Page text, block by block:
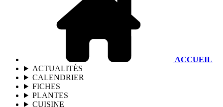
ACCUEIL
ACTUALITÉS
CALENDRIER
FICHES
PLANTES
CUISINE